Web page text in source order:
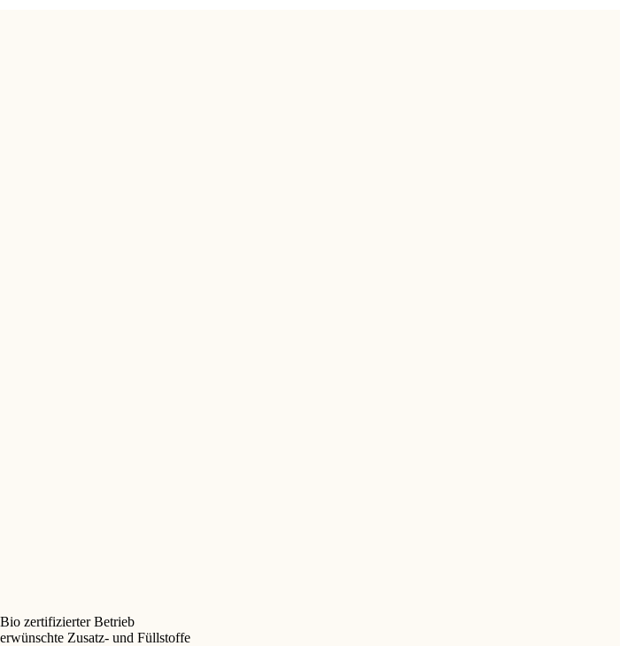
zertifizierter Betrieb
Zusatz- und Füllstoffe